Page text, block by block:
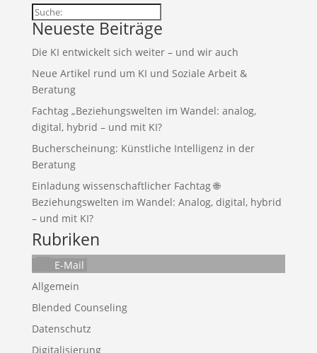
Suchen
Neueste Beiträge
Die KI entwickelt sich weiter – und wir auch
Neue Artikel rund um KI und Soziale Arbeit &
Beratung
Fachtag „Beziehungswelten im Wandel: analog,
digital, hybrid – und mit KI?
Bucherscheinung: Künstliche Intelligenz in der
Beratung
Einladung wissenschaftlicher Fachtag 🌐
Beziehungswelten im Wandel: Analog, digital, hybrid
– und mit KI?
Rubriken
E-Mail
Allgemein
Blended Counseling
Datenschutz
Digitalisierung